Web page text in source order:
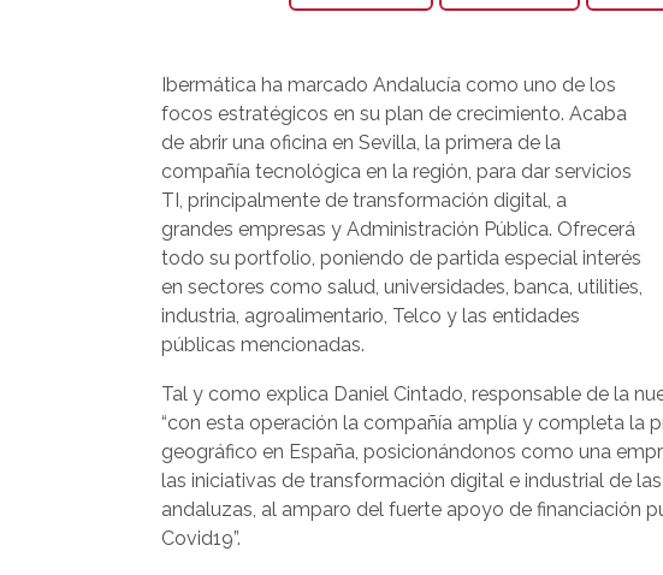
Ibermática ha marcado Andalucía como uno de los
focos estratégicos en su plan de crecimiento. Acaba
de abrir una oficina en Sevilla, la primera de la
compañía tecnológica en la región, para dar servicios
TI, principalmente de transformación digital, a
grandes empresas y Administración Pública. Ofrecerá
todo su portfolio, poniendo de partida especial interés
en sectores como salud, universidades, banca, utilities,
industria, agroalimentario, Telco y las entidades
públicas mencionadas.
Tal y como explica Daniel Cintado, responsable de la
“con esta operación la compañía amplía y completa la
geográfico en España, posicionándonos como una
las iniciativas de transformación digital e industrial de
andaluzas, al amparo del fuerte apoyo de financiación
Covid19”.